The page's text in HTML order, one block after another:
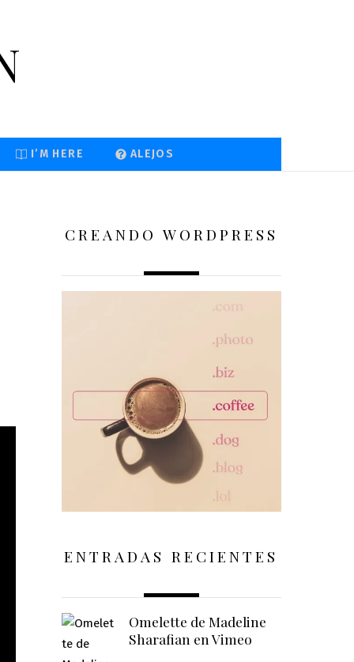
I’M HERE ALEJOS
CREANDO WORDPRESS
ENTRADAS RECIENTES
Omelette de Madeline
Sharafian en Vimeo